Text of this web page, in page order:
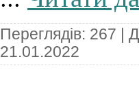
Переглядів: 267 |
21.01.2022